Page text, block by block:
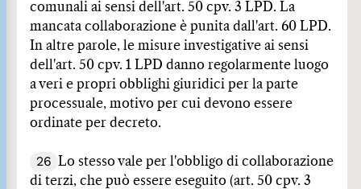
comunali ai sensi dell'art. 50 cpv. 3 LPD. La
mancata collaborazione è punita dall'art. 60 LPD.
In altre parole, le misure investigative ai sensi
dell'art. 50 cpv. 1 LPD danno regolarmente luogo
a veri e propri obblighi giuridici per la parte
processuale, motivo per cui devono essere
ordinate per decreto.
26
Lo stesso vale per l'obbligo di collaborazione
di terzi, che può essere eseguito (art. 50 cpv. 3